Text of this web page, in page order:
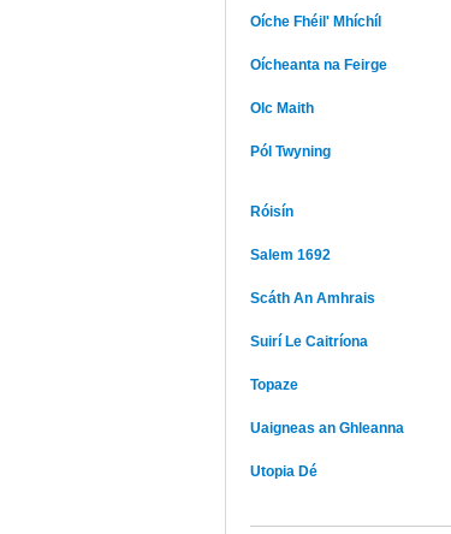
Oíche Fhéil' Mhíchíl
Oícheanta na Feirge
Olc Maith
Pól Twyning
Róisín
Salem 1692
Scáth An Amhrais
Suirí Le Caitríona
Topaze
Uaigneas an Ghleanna
Utopia Dé